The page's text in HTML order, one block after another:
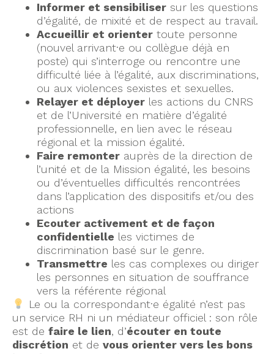
Informer et sensibiliser sur les questions
d’égalité, de mixité et de respect au travail.
Accueillir et orienter toute personne
(nouvel arrivant·e ou collègue déjà en
poste) qui s’interroge ou rencontre une
difficulté liée à l’égalité, aux discriminations,
ou aux violences sexistes et sexuelles.
Relayer et déployer les actions du CNRS
et de l’Université en matière d’égalité
professionnelle, en lien avec le réseau
régional et la mission égalité.
Faire remonter auprès de la direction de
l’unité et de la Mission égalité, les besoins
ou d’éventuelles difficultés rencontrées
dans l’application des dispositifs et/ou des
actions
Ecouter activement et de façon
confidentielle les victimes de
discrimination basé sur le genre.
Transmettre les cas complexes ou diriger
les personnes en situation de souffrance
vers la référente régional
Le ou la correspondant·e égalité n’est pas
un service RH ni un médiateur officiel : son rôle
est de faire le lien, d’écouter en toute
discrétion et de vous orienter vers les bons